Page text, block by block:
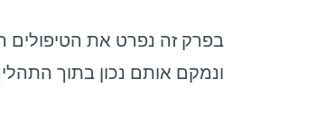
בפרק זה נפרט את הטיפולים
ונמקם אותם נכון בתוך